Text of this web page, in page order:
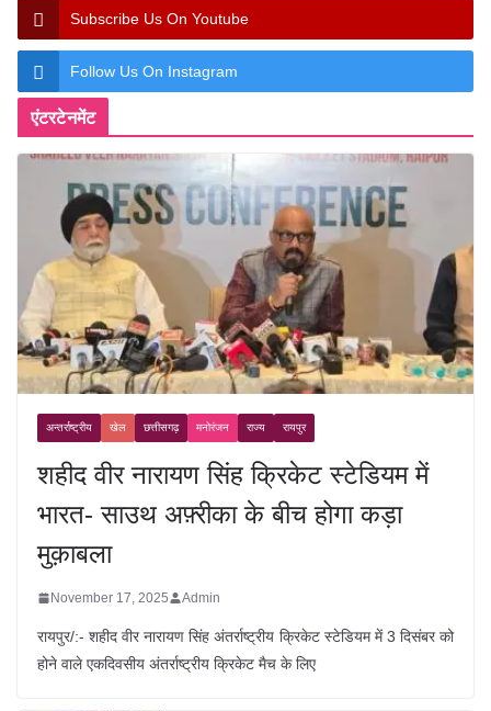
Subscribe Us On Youtube
Follow Us On Instagram
एंटरटेनमेंट
अन्तर्राष्ट्रीय खेल छत्तीसगढ़ मनोरंजन राज्य रायपुर
शहीद वीर नारायण सिंह क्रिकेट स्टेडियम में
भारत- साउथ अफ़्रीका के बीच होगा कड़ा
मुक़ाबला
November 17, 2025 Admin
रायपुर/:- शहीद वीर नारायण सिंह अंतर्राष्ट्रीय क्रिकेट स्टेडियम में 3 दिसंबर को
होने वाले एकदिवसीय अंतर्राष्ट्रीय क्रिकेट मैच के लिए